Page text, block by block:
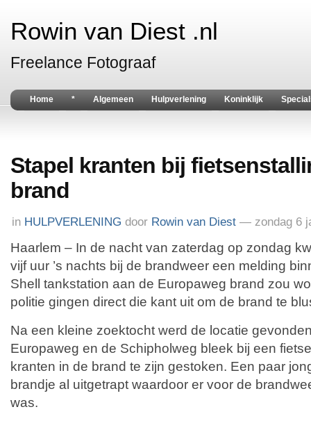
Rowin van Diest .nl
Freelance Fotograaf
Home * Algemeen Hulpverlening Koninklijk
Stapel kranten bij
brand
in HULPVERLENING door Rowin van Diest — zondag 6
Haarlem – In de nacht van zaterdag op zondag
vijf uur ’s nachts bij de brandweer een melding
Shell tankstation aan de Europaweg brand zou
politie gingen direct die kant uit om de brand te
Na een kleine zoektocht werd de locatie
Europaweg en de Schipholweg bleek bij een
kranten in de brand te zijn gestoken. Een paar
brandje al uitgetrapt waardoor er voor de
was.